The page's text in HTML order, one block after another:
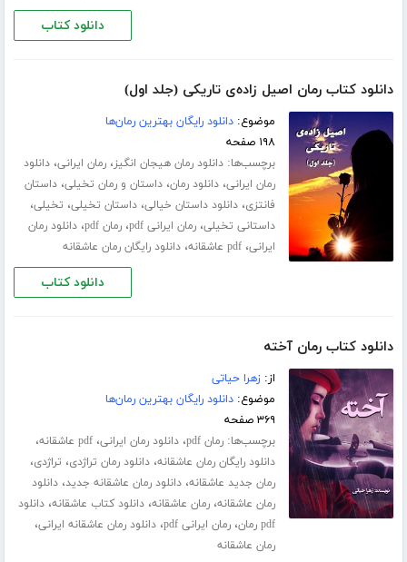
دانلود کتاب
دانلود کتاب رمان اصیل زاده‌ی تاریکی (جلد اول)
موضوع:دانلود رایگان بهترین رمان‌ها
۱۹۸ صفحه
برچسب‌ها:دانلود رمان هیجان انگیز،رمان ایرانی،دانلود
رمان ایرانی،دانلود رمان،داستان و رمان تخیلی،داستان
فانتزی،دانلود داستان خیالی،داستان تخیلی، تخیلی،
داستانی تخیلی،رمان ایرانی pdf ،رمان pdf ،دانلود رمان
ایرانی،pdf عاشقانه ،دانلود رایگان رمان عاشقانه
دانلود کتاب
دانلود کتاب رمان آخته
از:زهرا حیاتی
موضوع:دانلود رایگان بهترین رمان‌ها
۳۶۹ صفحه
برچسب‌ها:رمان pdf ،دانلود رمان ایرانی،pdf عاشقانه ،
دانلود رایگان رمان عاشقانه،دانلود رمان تراژدی، تراژدی،
رمان جدید عاشقانه،دانلود رمان عاشقانه جدید،دانلود
رمان عاشقانه،رمان عاشقانه،دانلود کتاب عاشقانه،دانلود
pdf رمان
،رمان ایرانی pdf ،دانلود رمان عاشقانه ایرانی،
رمان عاشقانه